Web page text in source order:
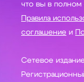
что вы в полном
Правила
соглашение и
Сетевое